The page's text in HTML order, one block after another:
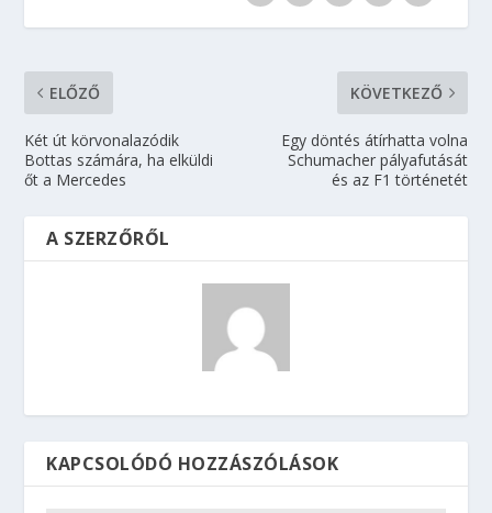
ELŐZŐ
Két út körvonalazódik
Bottas számára, ha elküldi
őt a Mercedes
KÖVETKEZŐ
Egy döntés átírhatta volna
Schumacher pályafutását
és az F1 történetét
A SZERZŐRŐL
KAPCSOLÓDÓ HOZZÁSZÓLÁSOK